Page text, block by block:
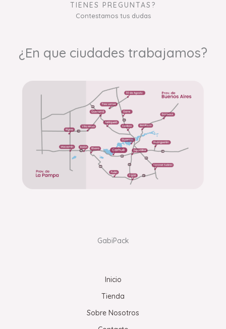
TIENES PREGUNTAS?
Contestamos tus dudas
¿En que ciudades trabajamos?
GabiPack
Inicio
Tienda
Sobre Nosotros